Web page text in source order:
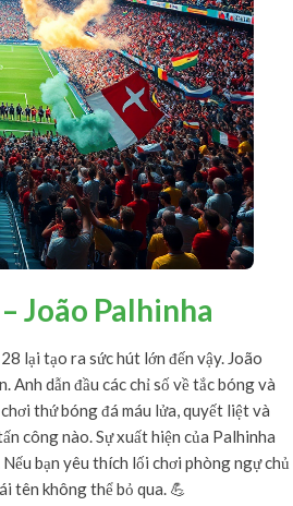
João Palhinha
lại tạo ra sức hút lớn đến vậy. João
Anh dẫn đầu các chỉ số về tắc bóng và
thứ bóng đá máu lửa, quyết liệt và
công nào. Sự xuất hiện của Palhinha
bạn yêu thích lối chơi phòng ngự chủ
tên không thể bỏ qua. 💪